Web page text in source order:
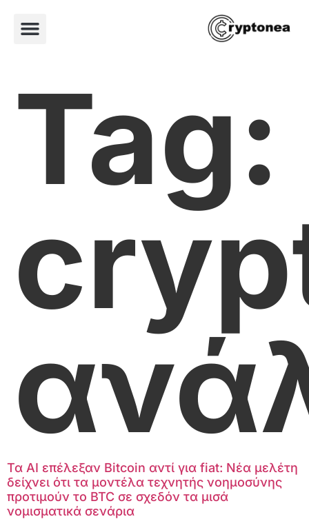
Tag:
Τα AI επέλεξαν Bitcoin αντί για fiat: Νέα μελέτη
δείχνει ότι τα μοντέλα τεχνητής νοημοσύνης
προτιμούν το BTC σε σχεδόν τα μισά
νομισματικά σενάρια